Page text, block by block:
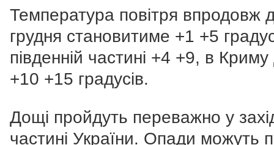
Температура повітря впродовж
грудня становитиме +1 +5
південній частині +4 +9, в
+10 +15 градусів.
Дощі пройдуть переважно у
частині України. Опади можуть